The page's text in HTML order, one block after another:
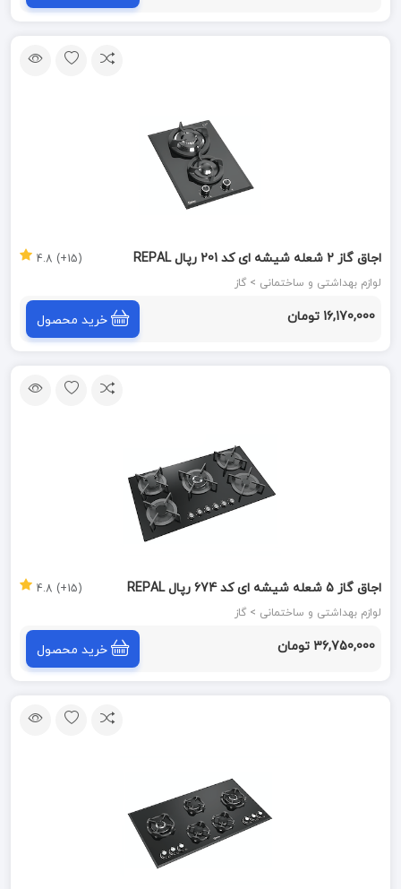
اجاق گاز 2 شعله شیشه ای کد 201 رپال REPAL
لوازم بهداشتی و ساختمانی > گاز
(15+) 4.8
16,170,000 تومان خرید محصول
اجاق گاز 5 شعله شیشه ای کد 674 رپال REPAL
لوازم بهداشتی و ساختمانی > گاز
(15+) 4.8
36,750,000 تومان خرید محصول